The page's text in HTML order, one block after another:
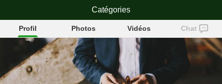
dimasiktrackdriver
Profil Photos Vidéos Chat
Catégories